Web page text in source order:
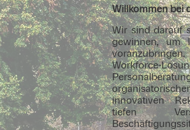
Willkommen bei
Wir sind darauf
gewinnen, um
voranzubringen.
Workforce-
innovativen
tiefen